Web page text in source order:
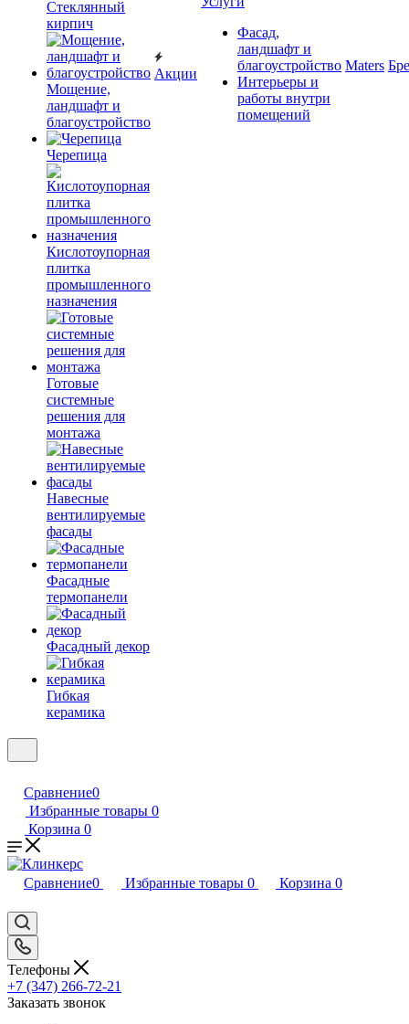
Cтеклянный
кирпич
Мощение,
ландшафт и
благоустройство
Черепица
Кислотоупорная
плитка
промышленного
назначения
Готовые
системные
решения для
монтажа
Навесные
вентилируемые
фасады
Фасадные
термопанели
Фасадный декор
Гибкая
керамика
Акции
Фасад,
ландшафт и
благоустройство
Интерьеры и
работы внутри
помещений
Maters
Сравнение0
Избранные товары 0
Корзина 0
Сравнение0 Избранные товары 0 Корзина 0
Телефоны
+7 (347) 266-72-21
Заказать звонок